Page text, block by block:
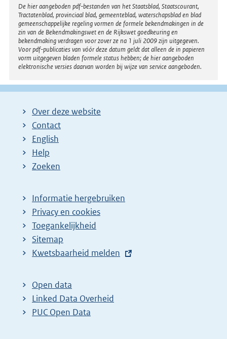
Disclaimer
De hier aangeboden pdf-bestanden van het Staatsblad, Staatscourant,
Tractatenblad, provinciaal blad, gemeenteblad, waterschapsblad en blad
gemeenschappelijke regeling vormen de formele bekendmakingen in de
zin van de Bekendmakingswet en de Rijkswet goedkeuring en
bekendmaking verdragen voor zover ze na 1 juli 2009 zijn uitgegeven.
Voor pdf-publicaties van vóór deze datum geldt dat alleen de in papieren
vorm uitgegeven bladen formele status hebben; de hier aangeboden
elektronische versies daarvan worden bij wijze van service aangeboden.
Over deze website
Contact
English
Help
Zoeken
Informatie hergebruiken
Privacy en cookies
Toegankelijkheid
Sitemap
E
t
e
r
Kwetsbaarheid melden
Open data
Linked Data Overheid
PUC Open Data